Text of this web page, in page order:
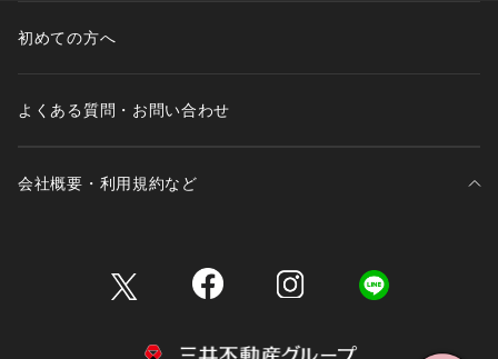
初めての方へ
よくある質問・お問い合わせ
会社概要・利用規約など